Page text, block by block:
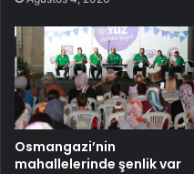
Osmangazi’nin
mahallelerinde şenlik var